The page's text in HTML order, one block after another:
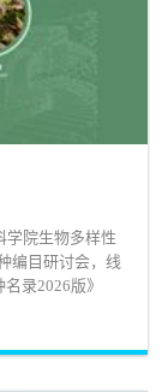
学院生物多样性
编目研讨会，线
录2026版》